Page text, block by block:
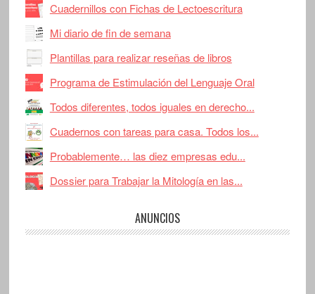
Cuadernillos con Fichas de Lectoescritura
Mi diario de fin de semana
Plantillas para realizar reseñas de libros
Programa de Estimulación del Lenguaje Oral
Todos diferentes, todos iguales en derecho...
Cuadernos con tareas para casa. Todos los...
Probablemente… las diez empresas edu...
Dossier para Trabajar la Mitología en las...
ANUNCIOS